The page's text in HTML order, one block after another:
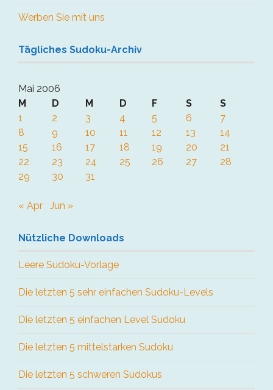
Werben Sie mit uns
Tägliches Sudoku-Archiv
Mai 2006
M
D M D F S
S
1
2 3 4 5 6
7
8
9 10 11 12 13
14
15
16 17 18 19 20
21
22
23 24 25 26 27
28
29
30 31
« Apr Jun »
Nützliche Downloads
Leere Sudoku-Vorlage
Die letzten 5 sehr einfachen Sudoku-Levels
Die letzten 5 einfachen Level Sudoku
Die letzten 5 mittelstarken Sudoku
Die letzten 5 schweren Sudokus